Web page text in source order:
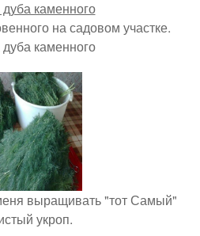
на садовом участке.
каменного
выращивать "тот Самый"
укроп.